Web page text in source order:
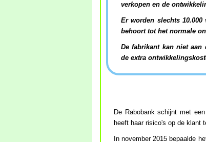
verkopen en de
Er worden slechts
behoort tot het normale
De fabrikant kan niet aan
de extra
De Rabobank schijnt met
heeft haar risico's op de klant
In november 2015 bepaalde